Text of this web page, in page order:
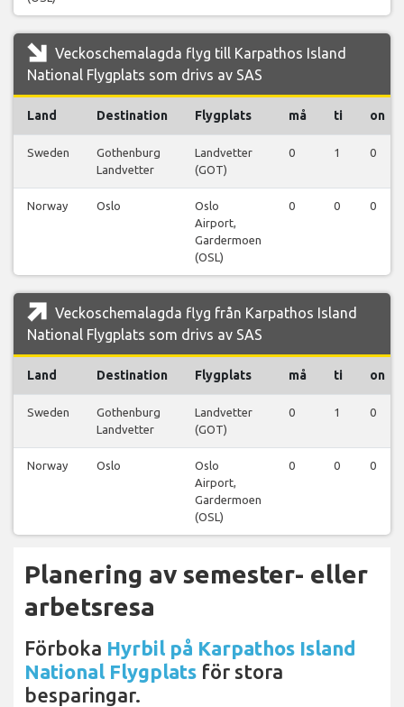
Veckoschemalagda flyg till Karpathos Island
National Flygplats som drivs av SAS
Land Destination Flygplats må ti on
Sweden
Gothenburg
Landvetter
Landvetter
(GOT)
0 1 0
Norway Oslo
Oslo
Airport,
Gardermoen
(OSL)
0 0 0
Veckoschemalagda flyg från Karpathos Island
National Flygplats som drivs av SAS
Land Destination Flygplats må ti on
Sweden
Gothenburg
Landvetter
Landvetter
(GOT)
0 1 0
Norway Oslo
Oslo
Airport,
Gardermoen
(OSL)
0 0 0
Planering av semester- eller
arbetsresa
Förboka Hyrbil på Karpathos Island
National Flygplats för stora
besparingar.